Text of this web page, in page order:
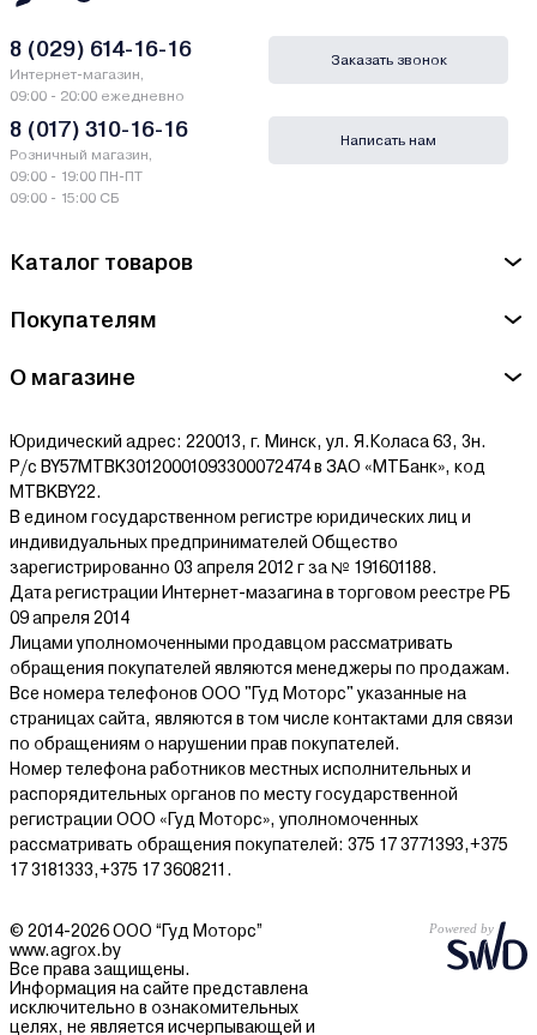
Каталог товаров
Покупателям
О магазине
Юридический адрес: 220013, г. Минск, ул. Я.Коласа 63, 3н.
Р/с BY57MTBK30120001093300072474 в ЗАО «МТБанк», код
MTBKBY22.
В едином государственном регистре юридических лиц и
индивидуальных предпринимателей Общество
зарегистрированно 03 апреля 2012 г за № 191601188.
Дата регистрации Интернет-мазагина в торговом реестре РБ
09 апреля 2014
Лицами уполномоченными продавцом рассматривать
обращения покупателей являются менеджеры по продажам.
Все номера телефонов ООО "Гуд Моторс" указанные на
страницах сайта, являются в том числе контактами для связи
по обращениям о нарушении прав покупателей.
Номер телефона работников местных исполнительных и
распорядительных органов по месту государственной
регистрации ООО «Гуд Моторс», уполномоченных
рассматривать обращения покупателей: 375 17 3771393,+375
17 3181333,+375 17 3608211.
8 (029) 614-16-16
Интернет-магазин,
09:00 - 20:00 ежедневно
8 (017) 310-16-16
Розничный магазин,
09:00 - 19:00 ПН-ПТ
09:00 - 15:00 СБ
Заказать звонок
Написать нам
© 2014-2026 ООО “Гуд Моторс”
www.agrox.by
Все права защищены.
Информация на сайте представлена
исключительно в ознакомительных
целях, не является исчерпывающей и